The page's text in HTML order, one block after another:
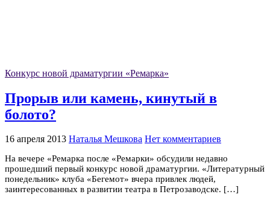
Конкурс новой драматургии «Ремарка»
Прорыв или камень, кинутый в
болото?
16 апреля 2013 Наталья Мешкова Нет комментариев
На вечере «Ремарка после «Ремарки» обсудили недавно
прошедший первый конкурс новой драматургии. «Литературный
понедельник» клуба «Бегемот» вчера привлек людей,
заинтересованных в развитии театра в Петрозаводске. […]